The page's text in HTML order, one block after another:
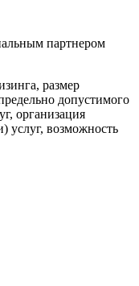
партнером
размер
допустимого
организация
услуг, возможность